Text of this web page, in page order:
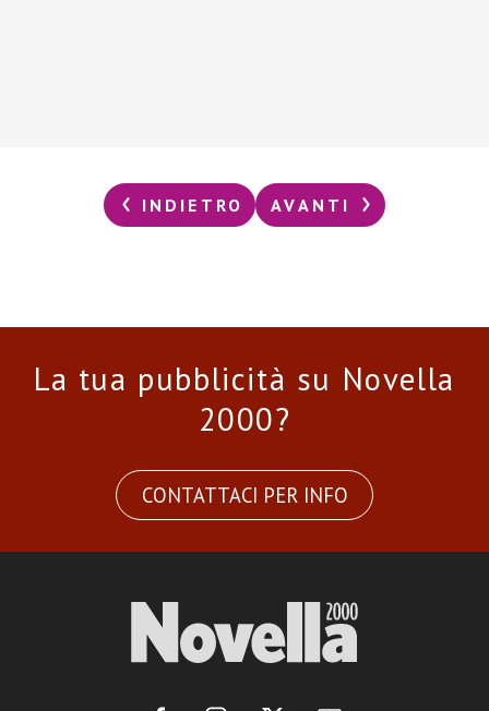
INDIETRO AVANTI
La tua pubblicità su Novella
2000?
CONTATTACI PER INFO